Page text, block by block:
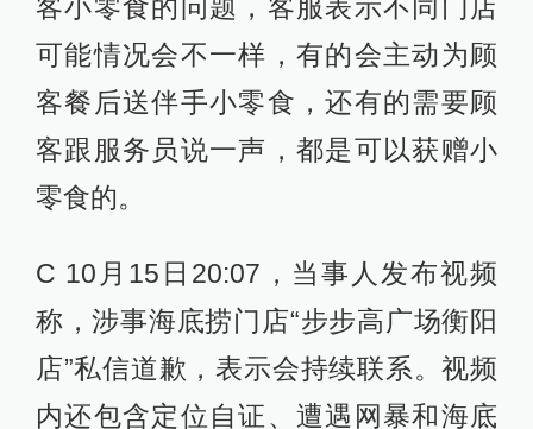
客小零食的问题，客服表示不同门店
可能情况会不一样，有的会主动为顾
客餐后送伴手小零食，还有的需要顾
客跟服务员说一声，都是可以获赠小
零食的。
C 10月15日20:07，当事人发布视频
称，涉事海底捞门店“步步高广场衡阳
店”私信道歉，表示会持续联系。视频
内还包含定位自证、遭遇网暴和海底